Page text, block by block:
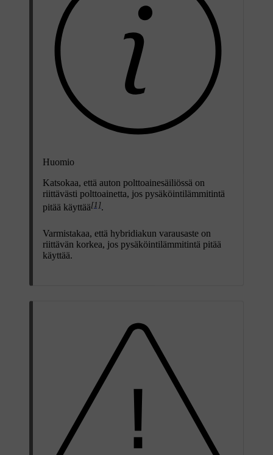
Huomio
Katsokaa, että auton polttoainesäiliössä on
riittävästi polttoainetta, jos pysäköintilämmitintä
pitää käyttää[1].
Varmistakaa, että hybridiakun varausaste on
riittävän korkea, jos pysäköintilämmitintä pitää
käyttää.